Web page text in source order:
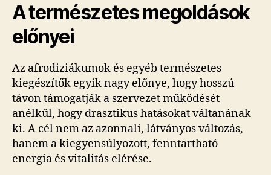
A természetes megoldások
előnyei
Az afrodiziákumok és egyéb természetes
kiegészítők egyik nagy előnye, hogy hosszú
távon támogatják a szervezet működését
anélkül, hogy drasztikus hatásokat váltanának
ki. A cél nem az azonnali, látványos változás,
hanem a kiegyensúlyozott, fenntartható
energia és vitalitás elérése.